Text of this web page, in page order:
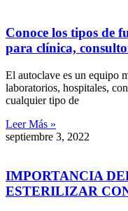
Conoce los tipos de
para clínica,
El autoclave es un equipo
laboratorios, hospitales,
cualquier tipo de
Leer Más »
septiembre 3, 2022
IMPORTANCIA
ESTERILIZAR